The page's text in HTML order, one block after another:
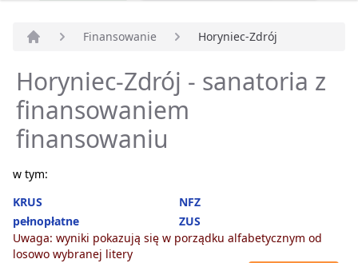
Finansowanie Horyniec-Zdrój
Horyniec-Zdrój - sanatoria z
finansowaniem
finansowaniu
w tym:
KRUS
NFZ
pełnopłatne
ZUS
Uwaga: wyniki pokazują się w porządku alfabetycznym od
losowo wybranej litery